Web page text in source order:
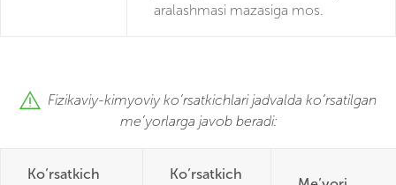
aralashmasi mazasiga mos.
Fizikaviy-kimyoviy ko’rsatkichlari jadvalda ko’rsatilgan
me’yorlarga javob beradi:
Ko’rsatkich
Ko’rsatkich